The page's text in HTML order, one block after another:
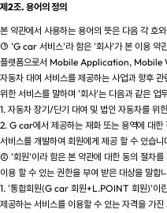
제2조. 용어의 정의
본 약관에서 사용하는 용어의 뜻은 다음 각 호
① 'G car 서비스'라 함은 '회사'가 본 이용 약
플랫폼으로서 Mobile Application, Mobile
자동차 대여 서비스를 제공하는 사업과 향후
위한 서비스를 말하며 '회사'는 다음과 같은 업
1. 자동차 장기/단기 대여 및 법인 자동차를 위
2. G car에서 제공하는 재화 또는 용역에 대한
서비스를 개발하여 회원에게 제공 할 수 있습니
② '회원'이라 함은 본 약관에 대한 동의 절차
이용 할 수 있는 권한을 부여 받은 대상을 말합
1. '통합회원(G car 회원+L.POINT 회원)'이
제공하는 서비스를 이용할 수 있는 자격을 가